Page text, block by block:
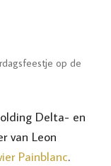
op de
Delta- en
van Leon
Painblanc.